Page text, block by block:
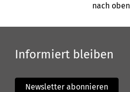
nach oben
Informiert bleiben
Newsletter abonnieren